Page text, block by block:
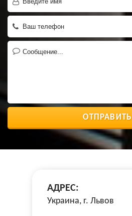
ОТПРАВИТЬ
АДРЕС:
Украина, г. Львов